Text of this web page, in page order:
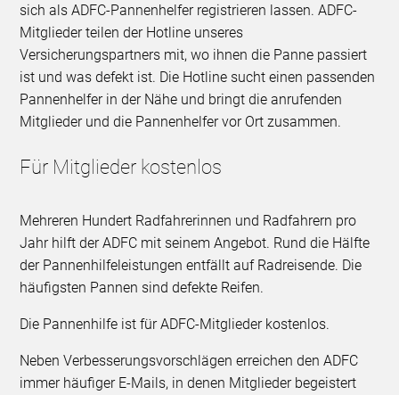
sich als ADFC-Pannenhelfer registrieren lassen. ADFC-
Mitglieder teilen der Hotline unseres
Versicherungspartners mit, wo ihnen die Panne passiert
ist und was defekt ist. Die Hotline sucht einen passenden
Pannenhelfer in der Nähe und bringt die anrufenden
Mitglieder und die Pannenhelfer vor Ort zusammen.
Für Mitglieder kostenlos
Mehreren Hundert Radfahrerinnen und Radfahrern pro
Jahr hilft der ADFC mit seinem Angebot. Rund die Hälfte
der Pannenhilfeleistungen entfällt auf Radreisende. Die
häufigsten Pannen sind defekte Reifen.
Die Pannenhilfe ist für ADFC-Mitglieder kostenlos.
Neben Verbesserungsvorschlägen erreichen den ADFC
immer häufiger E-Mails, in denen Mitglieder begeistert